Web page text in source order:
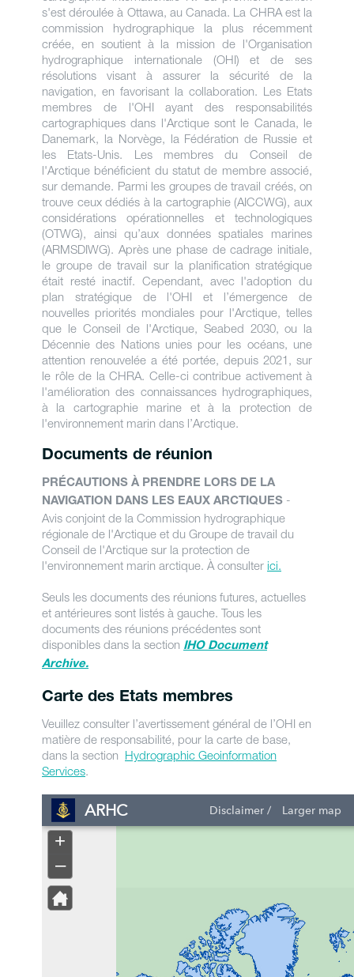
s'est déroulée à Ottawa, au Canada. La CHRA est la
commission hydrographique la plus récemment
créée, en soutient à la mission de l'Organisation
hydrographique internationale (OHI) et de ses
résolutions visant à assurer la sécurité de la
navigation, en favorisant la collaboration. Les Etats
membres de l'OHI ayant des responsabilités
cartographiques dans l'Arctique sont le Canada, le
Danemark, la Norvège, la Fédération de Russie et
les Etats-Unis. Les membres du Conseil de
l'Arctique bénéficient du statut de membre associé,
sur demande. Parmi les groupes de travail créés, on
trouve ceux dédiés à la cartographie (AICCWG), aux
considérations opérationnelles et technologiques
(OTWG), ainsi qu’aux données spatiales marines
(ARMSDIWG). Après une phase de cadrage initiale,
le groupe de travail sur la planification stratégique
était resté inactif. Cependant, avec l'adoption du
plan stratégique de l'OHI et l’émergence de
nouvelles priorités mondiales pour l'Arctique, telles
que le Conseil de l'Arctique, Seabed 2030, ou la
Décennie des Nations unies pour les océans, une
attention renouvelée a été portée, depuis 2021, sur
le rôle de la CHRA. Celle-ci contribue activement à
l'amélioration des connaissances hydrographiques,
à la cartographie marine et à la protection de
l'environnement marin dans l’Arctique.
Documents de réunion
PRÉCAUTIONS À PRENDRE LORS DE LA
NAVIGATION DANS LES EAUX ARCTIQUES -
Avis conjoint de la Commission hydrographique
régionale de l'Arctique et du Groupe de travail du
Conseil de l'Arctique sur la protection de
l'environnement marin arctique. À consulter ici.
Seuls les documents des réunions futures, actuelles
et antérieures sont listés à gauche. Tous les
documents des réunions précédentes sont
disponibles dans la section IHO Document
Archive.
Carte des Etats membres
Veuillez consulter l’avertissement général de l’OHI en
matière de responsabilité, pour la carte de base,
dans la section Hydrographic Geoinformation
Services.